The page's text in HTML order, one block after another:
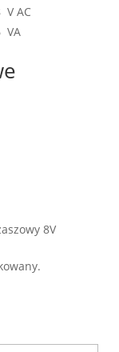
V AC
VA
8V